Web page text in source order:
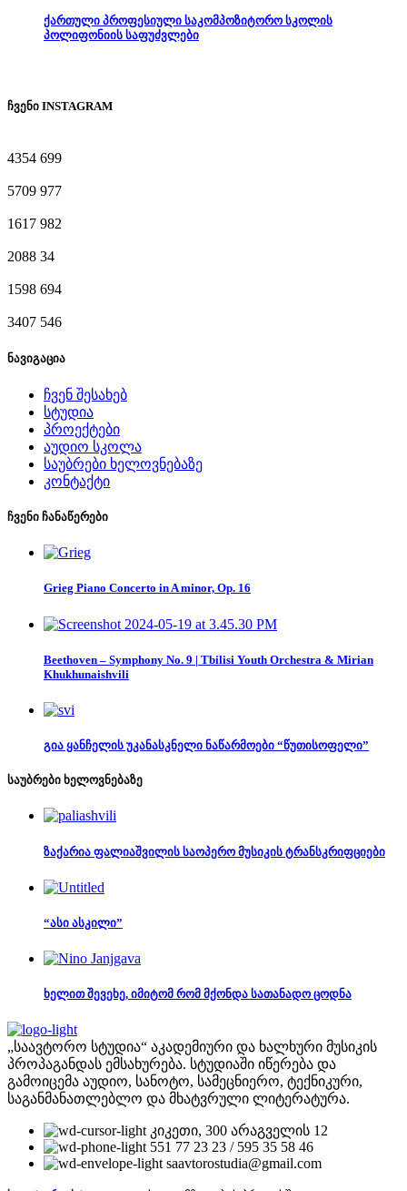
ქართული პროფესიული საკომპოზიტორო სკოლის
პოლიფონიის საფუძვლები
ჩვენი INSTAGRAM
4354 699
5709 977
1617 982
2088 34
1598 694
3407 546
ნავიგაცია
ჩვენ შესახებ
სტუდია
პროექტები
აუდიო სკოლა
საუბრები ხელოვნებაზე
კონტაქტი
ჩვენი ჩანაწერები
Grieg Piano Concerto in A minor, Op. 16
Beethoven – Symphony No. 9 | Tbilisi Youth Orchestra & Mirian
Khukhunaishvili
გია ყანჩელის უკანასკნელი ნაწარმოები “წუთისოფელი”
საუბრები ხელოვნებაზე
ზაქარია ფალიაშვილის საოპერო მუსიკის ტრანსკრიფციები
“ასი ასკილი”
ხელით შევეხე, იმიტომ რომ მქონდა სათანადო ცოდნა
„საავტორო სტუდია“ აკადემიური და ხალხური მუსიკის
პროპაგანდას ემსახურება. სტუდიაში იწერება და
გამოიცემა აუდიო, სანოტო, სამეცნიერო, ტექნიკური,
საგანმანათლებლო და მხატვრული ლიტერატურა.
კიკეთი, 300 არაგველის 12
551 77 23 23 / 595 35 58 46
saavtorostudia@gmail.com